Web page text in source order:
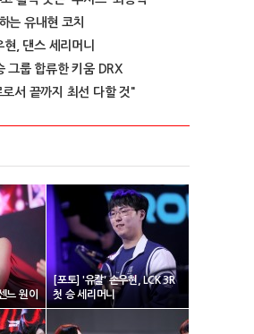
는 유내현 코치
, 댄스 세리머니
그룹 합류한 키움 DRX
서 끝까지 최선 다할 것"
느 원이
[포토] '유칼' 손우현, LCK 3R
첫 승 세리머니